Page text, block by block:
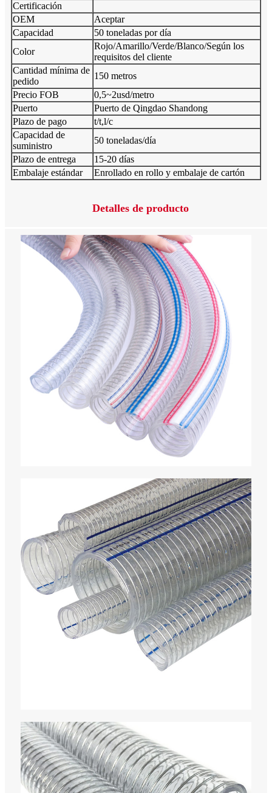
Certificación
OEM
Aceptar
Capacidad
50 toneladas por día
Color
Rojo/Amarillo/Verde/Blanco/Según los
requisitos del cliente
Cantidad mínima de
pedido
150 metros
Precio FOB
0,5~2usd/metro
Puerto
Puerto de Qingdao Shandong
Plazo de pago
t/t,l/c
Capacidad de
suministro
50 toneladas/día
Plazo de entrega
15-20 días
Embalaje estándar
Enrollado en rollo y embalaje de cartón
Detalles de producto